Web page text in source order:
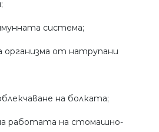
система;
организма от натрупани
на болката;
работата на стомашно-